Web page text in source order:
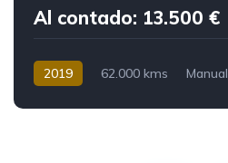
Al contado: 13.500 €
2019 62.000 kms Manual